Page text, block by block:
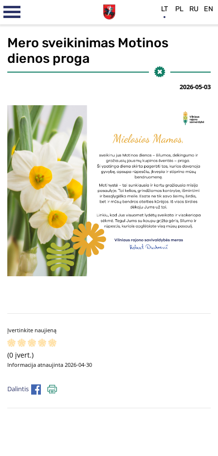
Mero sveikinimas Motinos
dienos proga
2026-05-03
Įvertinkite naujieną
(0 įvert.)
Informacija atnaujinta 2026-04-30
Dalintis
LT PL RU EN